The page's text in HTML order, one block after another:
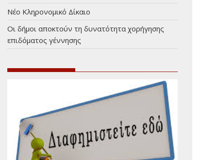
Νέο Κληρονομικό Δίκαιο
Οι δήμοι αποκτούν τη δυνατότητα χορήγησης
επιδόματος γέννησης